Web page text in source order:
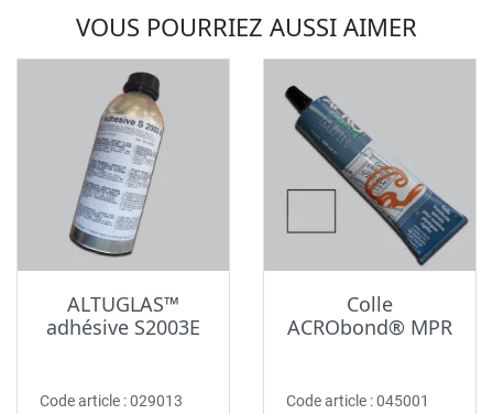
VOUS POURRIEZ AUSSI AIMER
ALTUGLAS™
adhésive S2003E
Code article :029013
Colle
ACRObond® MPR
Code article :045001